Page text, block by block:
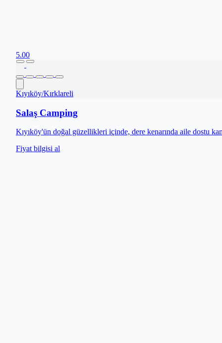
5.00
Kıyıköy/Kırklareli
Salaş Camping
Kıyıköy'ün doğal güzellikleri içinde, dere kenarında aile dostu
Fiyat bilgisi al